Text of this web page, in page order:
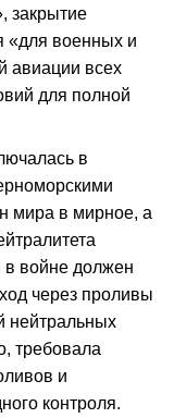
закрытие
«для военных и
авиации всех
для полной
в
мира в мирное, а
в войне должен
через проливы
нейтральных
требовала
и
контроля.